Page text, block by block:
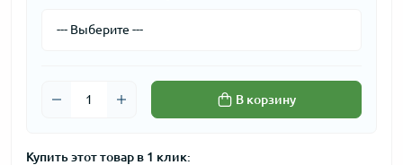
В корзину
Купить этот товар в 1 клик: